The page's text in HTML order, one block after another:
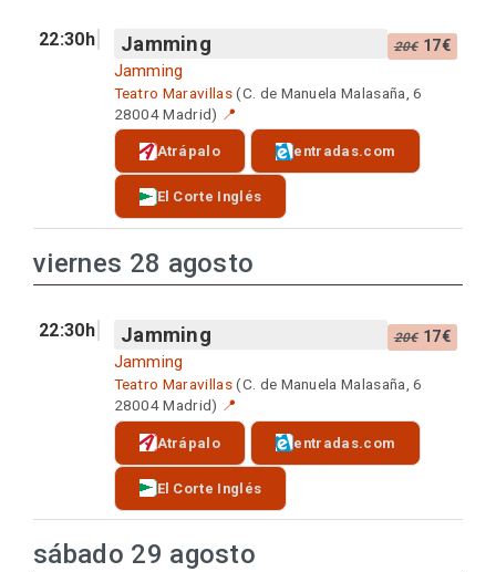
22:30h Jamming 20€17€
Jamming
Teatro Maravillas(C. de Manuela Malasaña, 6
28004 Madrid) 📍
Atrápalo entradas.com
El Corte Inglés
viernes 28 agosto
22:30h Jamming 20€17€
Jamming
Teatro Maravillas(C. de Manuela Malasaña, 6
28004 Madrid) 📍
Atrápalo entradas.com
El Corte Inglés
sábado 29 agosto